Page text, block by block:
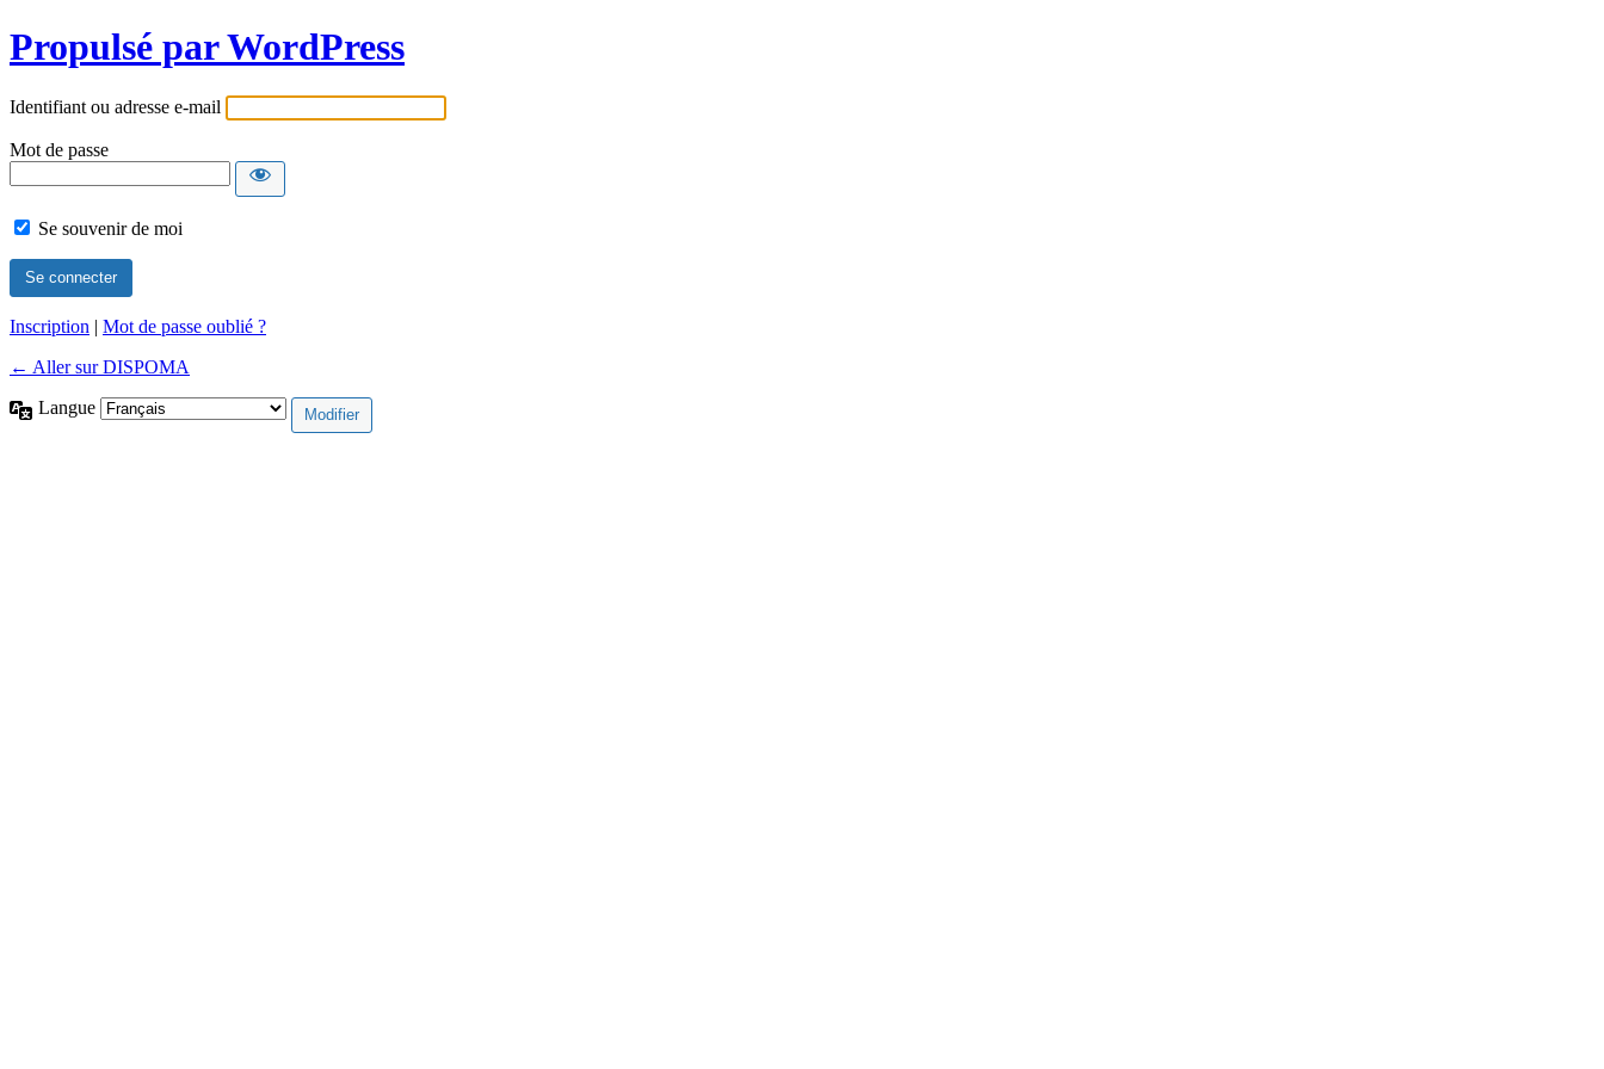
Propulsé par WordPress
Identifiant ou adresse e-mail
Mot de passe
Se souvenir de moi
Inscription | Mot de passe oublié ?
← Aller sur DISPOMA
Langue